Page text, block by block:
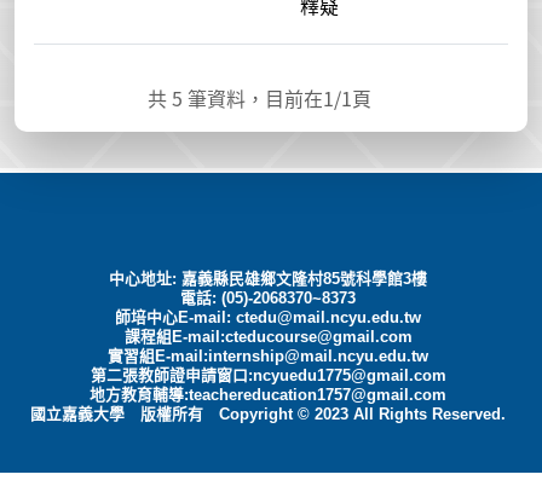
共5 筆資料，目前在1/1頁
中心地址: 嘉義縣民雄鄉文隆村85號科學館3樓
電話: (05)-2068370~8373
師培中心E-mail:ctedu@mail.ncyu.edu.tw
課程組E-mail:cteducourse@gmail.com
實習組E-mail:internship@mail.ncyu.edu.tw
第二張教師證申請窗口:ncyuedu1775@gmail.com
地方教育輔導:teachereducation1757@gmail.com
國立嘉義大學 版權所有 Copyright © 2023 All Rights Reserved.